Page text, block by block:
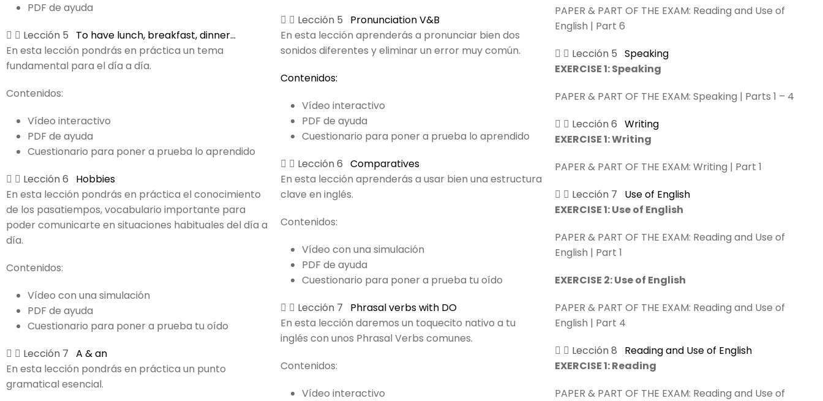
PDF de ayuda
Lección 5 To have lunch, breakfast, dinner...
En esta lección pondrás en práctica un tema
fundamental para el día a día.
Contenidos:
Vídeo interactivo
PDF de ayuda
Cuestionario para poner a prueba lo aprendido
Lección 6 Hobbies
En esta lección pondrás en práctica el conocimiento
de los pasatiempos, vocabulario importante para
poder comunicarte en situaciones habituales del día a
día.
Contenidos:
Vídeo con una simulación
PDF de ayuda
Cuestionario para poner a prueba tu oído
Lección 7 A & an
En esta lección pondrás en práctica un punto
gramatical esencial.
Lección 5 Pronunciation V&B
En esta lección aprenderás a pronunciar bien dos
sonidos diferentes y eliminar un error muy común.
Contenidos:
Vídeo interactivo
PDF de ayuda
Cuestionario para poner a prueba lo aprendido
Lección 6 Comparatives
En esta lección aprenderás a usar bien una estructura
clave en inglés.
Contenidos:
Vídeo con una simulación
PDF de ayuda
Cuestionario para poner a prueba tu oído
Lección 7 Phrasal verbs with DO
En esta lección daremos un toquecito nativo a tu
inglés con unos Phrasal Verbs comunes.
Contenidos:
Vídeo interactivo
PAPER & PART OF THE EXAM: Reading and Use of
English | Part 6
Lección 5 Speaking
EXERCISE 1: Speaking
PAPER & PART OF THE EXAM: Speaking | Parts 1 – 4
Lección 6 Writing
EXERCISE 1: Writing
PAPER & PART OF THE EXAM: Writing | Part 1
Lección 7 Use of English
EXERCISE 1: Use of English
PAPER & PART OF THE EXAM: Reading and Use of
English | Part 1
EXERCISE 2: Use of English
PAPER & PART OF THE EXAM: Reading and Use of
English | Part 4
Lección 8 Reading and Use of English
EXERCISE 1: Reading
PAPER & PART OF THE EXAM: Reading and Use of